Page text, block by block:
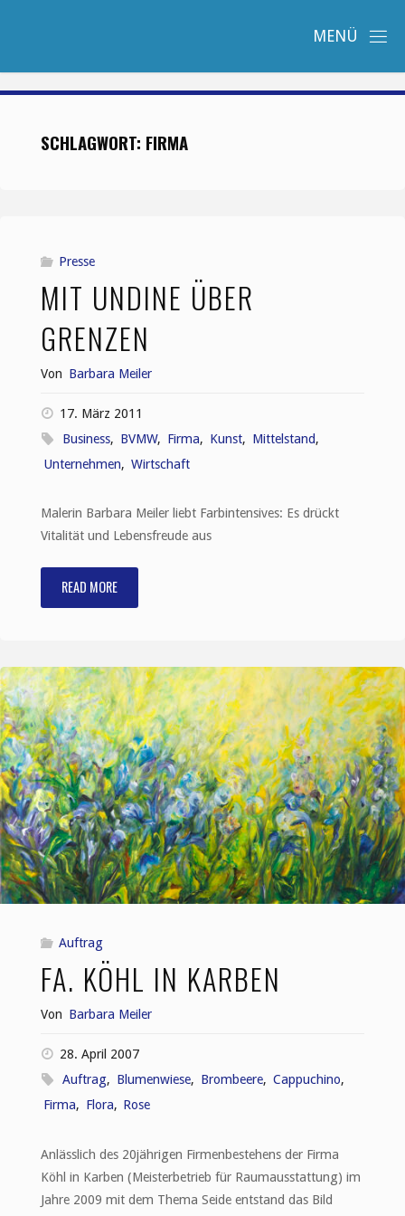
SCHLAGWORT: FIRMA
Presse
MIT UNDINE ÜBER
GRENZEN
Von Barbara Meiler
17. März 2011
Business, BVMW, Firma, Kunst, Mittelstand,
Unternehmen, Wirtschaft
Malerin Barbara Meiler liebt Farbintensives: Es drückt
Vitalität und Lebensfreude aus
READ MORE"Mit
Grenzen"
Auftrag
FA. KÖHL IN KARBEN
Von Barbara Meiler
28. April 2007
Auftrag, Blumenwiese, Brombeere, Cappuchino,
Firma, Flora, Rose
Anlässlich des 20jährigen Firmenbestehens der Firma
Köhl in Karben (Meisterbetrieb für Raumausstattung) im
Jahre 2009 mit dem Thema Seide entstand das Bild